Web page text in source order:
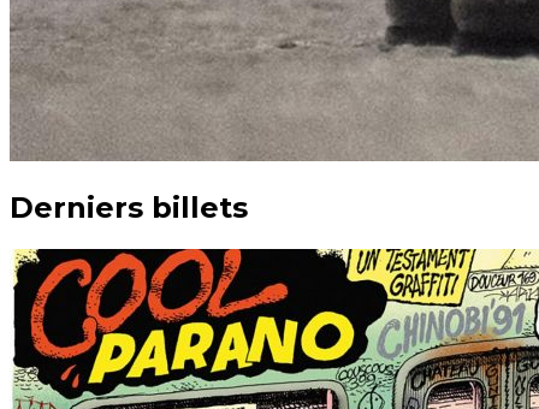
Derniers billets